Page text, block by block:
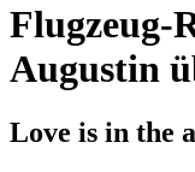
Flugzeug-
Augustin
Love is in the